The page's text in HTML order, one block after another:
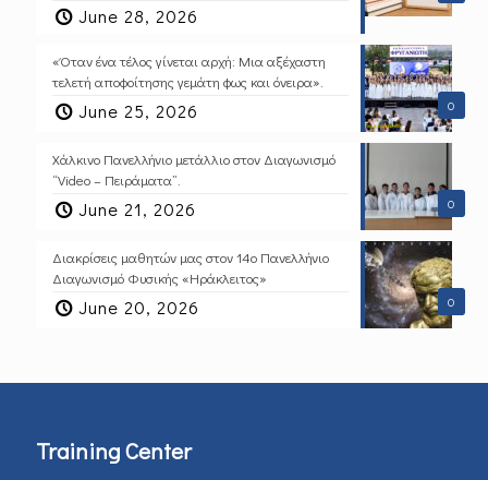
June 28, 2026
0
«Όταν ένα τέλος γίνεται αρχή: Μια αξέχαστη
τελετή αποφοίτησης γεμάτη φως και όνειρα».
June 25, 2026
0
Χάλκινο Πανελλήνιο μετάλλιο στον Διαγωνισμό
“Video – Πειράματα”.
June 21, 2026
0
Διακρίσεις μαθητών μας στον 14ο Πανελλήνιο
Διαγωνισμό Φυσικής «Ηράκλειτος»
June 20, 2026
Training Center